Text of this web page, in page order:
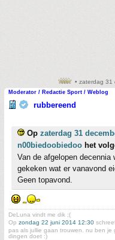
• zaterdag 31
Moderator / Redactie Sport / Weblog
rubbereend
Op zaterdag 31
n00biedoobiedoo het
Van de afgelopen
gekeken wat er vanavond
Geen topavond.
DeLuna vindt me dik ;(
Op zondag 22 juni 2014 12:30
pas als jullie gaan trouwen. nu ben je
dingen doet :)